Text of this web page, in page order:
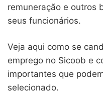
remuneração e outros
seus funcionários.
Veja aqui como se
emprego no Sicoob e
importantes que
selecionado.